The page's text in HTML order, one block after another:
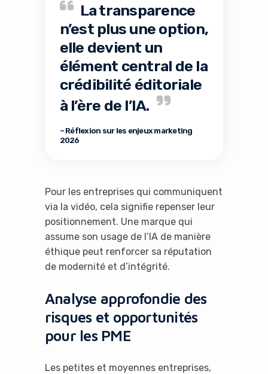
La transparence
n’est plus une option,
elle devient un
élément central de la
crédibilité éditoriale
à l’ère de l’IA.
– Réflexion sur les enjeux marketing
2026
Pour les entreprises qui communiquent
via la vidéo, cela signifie repenser leur
positionnement. Une marque qui
assume son usage de l’IA de manière
éthique peut renforcer sa réputation
de modernité et d’intégrité.
Analyse approfondie des
risques et opportunités
pour les PME
Les petites et moyennes entreprises,